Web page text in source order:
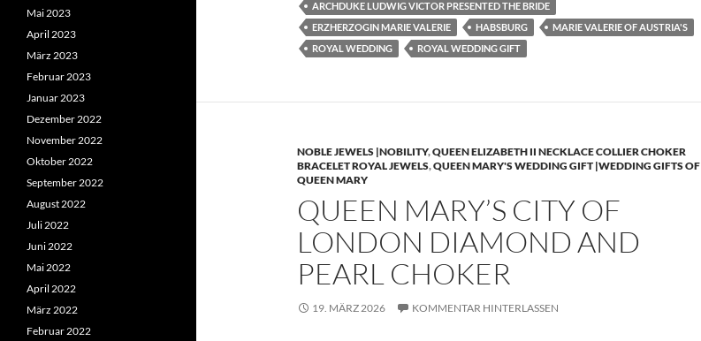
ARCHDUKE LUDWIG VICTOR PRESENTED THE BRIDE
ERZHERZOGIN MARIE VALERIE
HABSBURG
MARIE VALERIE OF AUSTRIA'S
ROYAL WEDDING
ROYAL WEDDING GIFT
NOBLE JEWELS |NOBILITY,QUEEN ELIZABETH II NECKLACE COLLIER CHOKER
BRACELET ROYAL JEWELS,QUEEN MARY'S WEDDING GIFT |WEDDING GIFTS OF
QUEEN MARY
QUEEN MARY’S CITY OF
LONDON DIAMOND AND
PEARL CHOKER
19. MÄRZ 2026 KOMMENTAR HINTERLASSEN
Mai 2023
April 2023
März 2023
Februar 2023
Januar 2023
Dezember 2022
November 2022
Oktober 2022
September 2022
August 2022
Juli 2022
Juni 2022
Mai 2022
April 2022
März 2022
Februar 2022